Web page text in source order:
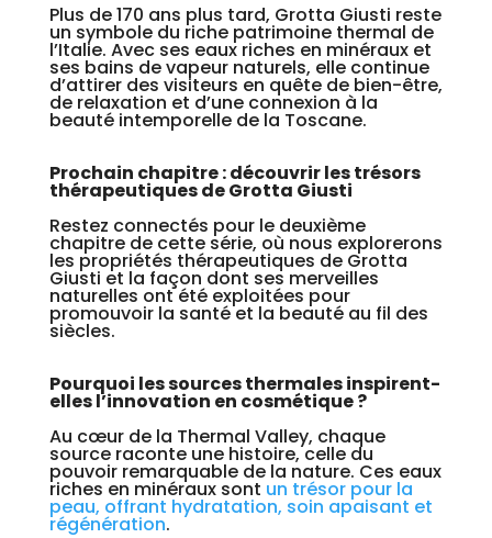
Plus de 170 ans plus tard, Grotta Giusti reste
un symbole du riche patrimoine thermal de
l’Italie. Avec ses eaux riches en minéraux et
ses bains de vapeur naturels, elle continue
d’attirer des visiteurs en quête de bien-être,
de relaxation et d’une connexion à la
beauté intemporelle de la Toscane.
Prochain chapitre : découvrir les trésors
thérapeutiques de Grotta Giusti
Restez connectés pour le deuxième
chapitre de cette série, où nous explorerons
les propriétés thérapeutiques de Grotta
Giusti et la façon dont ses merveilles
naturelles ont été exploitées pour
promouvoir la santé et la beauté au fil des
siècles.
Pourquoi les sources thermales inspirent-
elles l’innovation en cosmétique ?
Au cœur de la Thermal Valley, chaque
source raconte une histoire, celle du
pouvoir remarquable de la nature. Ces eaux
riches en minéraux sont un trésor pour la
peau, offrant hydratation, soin apaisant et
régénération.